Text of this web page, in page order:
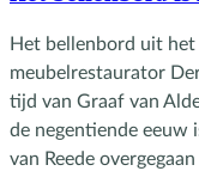
Het bellenbord uit
meubelrestaurator
tijd van Graaf van
de negentiende eeuw
van Reede